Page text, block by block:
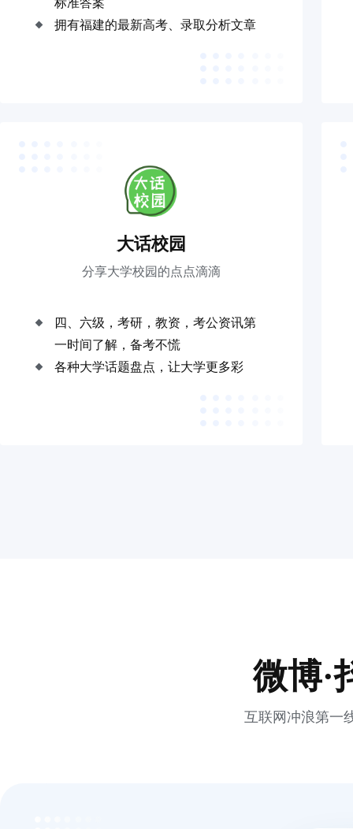
标准答案
拥有福建的最新高考、录取分析文章
大话校园
分享大学校园的点点滴滴
四、六级，考研，教资，考公资讯第
一时间了解，备考不慌
各种大学话题盘点，让大学更多彩
微博·
互联网冲浪第一